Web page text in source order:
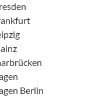
Berlin